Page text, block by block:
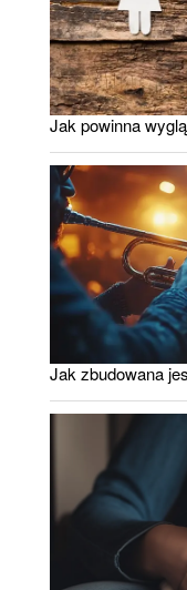
Jak powinna
Jak zbudowana